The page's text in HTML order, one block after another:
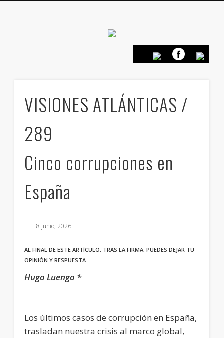
positivo
VISIONES ATLÁNTICAS /
289
Cinco corrupciones en
España
8 junio, 2026
AL FINAL DE ESTE ARTÍCULO, TRAS LA FIRMA, PUEDES DEJAR TU
OPINIÓN Y RESPUESTA…
Hugo Luengo *
Los últimos casos de corrupción en España,
trasladan nuestra crisis al marco global,